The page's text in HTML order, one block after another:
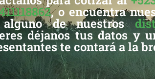
, o encuentra
de nuestros
déjanos tus datos y
te contará a la